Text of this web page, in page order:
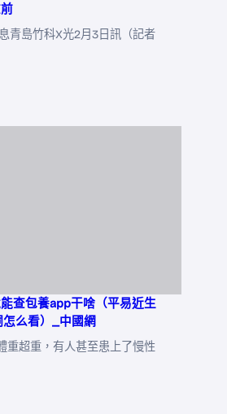
青島竹科X光2月3日訊（記者
查包養app干啥（平易近生
怎么看）_中國網
重超重，有人甚至患上了慢性